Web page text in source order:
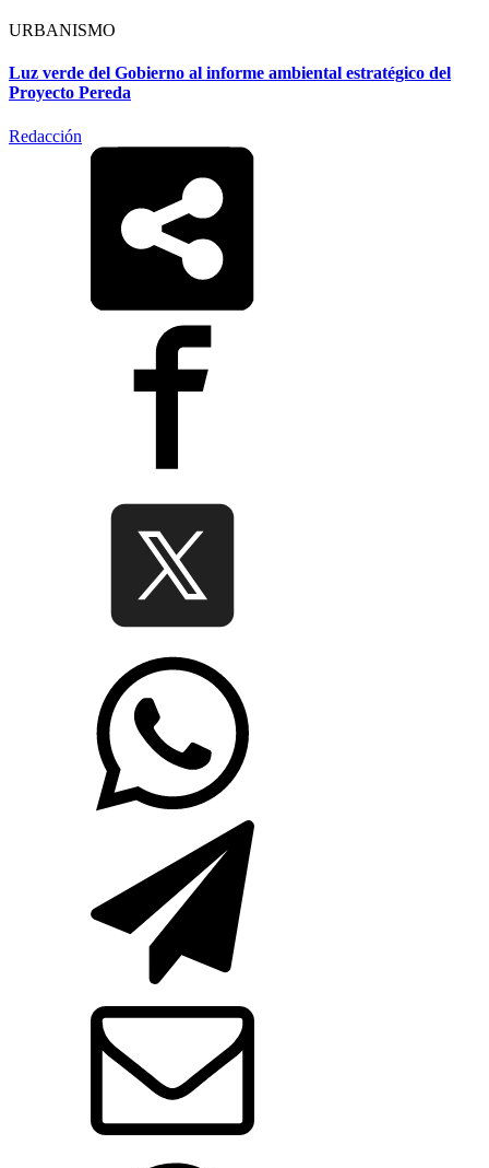
URBANISMO
Luz verde del Gobierno al informe ambiental estratégico del
Proyecto Pereda
Redacción